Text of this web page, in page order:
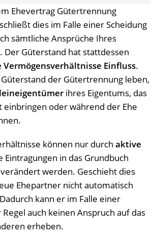
Ehevertrag Gütertrennung
dies im Falle einer Scheidung
sämtliche Ansprüche Ihres
Der Güterstand hat stattdessen
Einfluss.
der Gütertrennung leben,
ihres Eigentums, das
einbringen oder während der Ehe
können nur durch aktive
Eintragungen in das Grundbuch
werden. Geschieht dies
Ehepartner nicht automatisch
kann er im Falle einer
auch keinen Anspruch auf das
erheben.